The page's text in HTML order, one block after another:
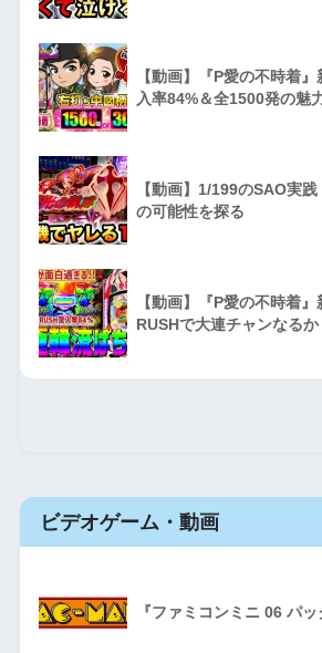
【動画】『P愛の不時着
入率84%＆全1500発の魅
【動画】1/199のSAO実
の可能性を探る
【動画】『P愛の不時着
RUSHで大連チャンなるか
ビデオゲーム・動画
『ファミコンミニ 06 パッ